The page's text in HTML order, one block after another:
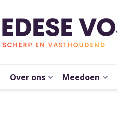
Over ons Meedoen